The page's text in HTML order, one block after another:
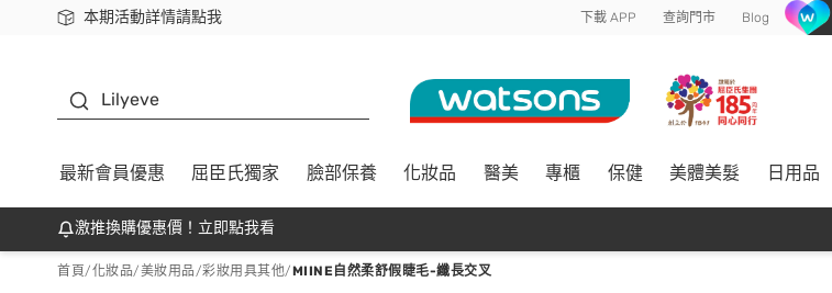
本期活動詳情請點我
下載app最高回饋$350 下載 APP 查詢門市 Blog
Lilyeve
最新會員優惠 屈臣氏獨家 臉部保養 化妝品 醫美 專櫃 保健 美體美髮 日用品
激推換購優惠價！立即點我看
首頁/化妝品/美妝用品/彩妝用具其他/MIINE自然柔舒假睫毛-纖長交叉